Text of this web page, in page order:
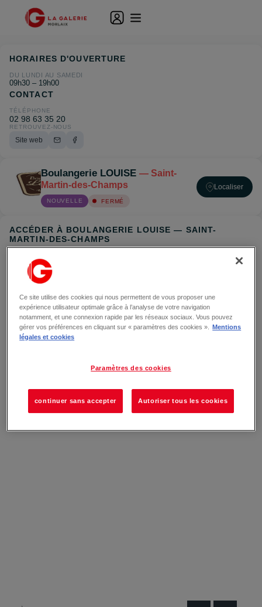
Boulangerie LOUISE — Saint-
Martin-des-Champs
NOUVELLE FERMÉ
Localiser
ACCÉDER À BOULANGERIE LOUISE — SAINT-
MARTIN-DES-CHAMPS
HORAIRES D'OUVERTURE
DU LUNDI AU SAMEDI
09h30 – 19h00
CONTACT
TÉLÉPHONE
02 98 63 35 20
RETROUVEZ-NOUS
Site web
Ce site utilise des cookies qui nous permettent de vous proposer une
expérience utilisateur optimale grâce à l’analyse de votre navigation
notamment, et une connexion rapide par les réseaux sociaux. Vous pouvez
gérer vos préférences en cliquant sur « paramètres des cookies ».
Mentions
légales et cookies
Paramètres des cookies
continuer sans accepter Autoriser tous les cookies